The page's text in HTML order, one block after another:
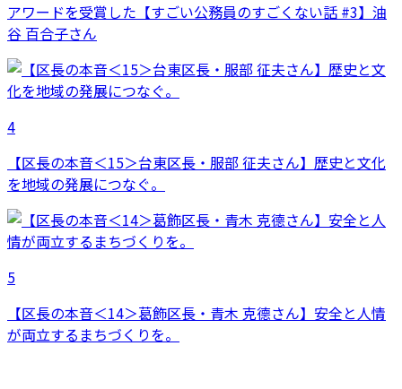
アワードを受賞した【すごい公務員のすごくない話 #3】油
谷 百合子さん
4
【区長の本音＜15＞台東区長・服部 征夫さん】歴史と文化
を地域の発展につなぐ。
5
【区長の本音＜14＞葛飾区長・青木 克德さん】安全と人情
が両立するまちづくりを。